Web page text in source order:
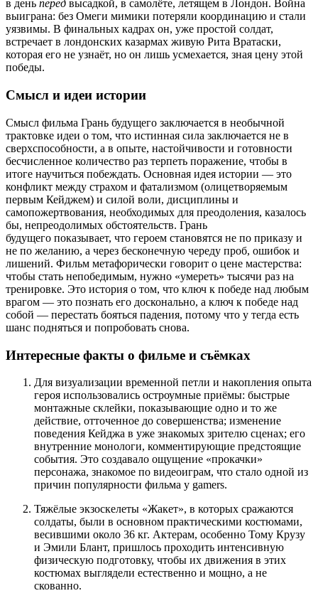
в день перед высадкой, в самолёте, летящем в Лондон. Война
выиграна: без Омеги мимики потеряли координацию и стали
уязвимы. В финальных кадрах он, уже простой солдат,
встречает в лондонских казармах живую Рита Вратаски,
которая его не узнаёт, но он лишь усмехается, зная цену этой
победы.
Смысл и идеи истории
Смысл фильма Грань будущего заключается в необычной
трактовке идеи о том, что истинная сила заключается не в
сверхспособности, а в опыте, настойчивости и готовности
бесчисленное количество раз терпеть поражение, чтобы в
итоге научиться побеждать. Основная идея истории — это
конфликт между страхом и фатализмом (олицетворяемым
первым Кейджем) и силой воли, дисциплины и
самопожертвования, необходимых для преодоления, казалось
бы, непреодолимых обстоятельств. Грань
будущего показывает, что героем становятся не по приказу и
не по желанию, а через бесконечную череду проб, ошибок и
лишений. Фильм метафорически говорит о цене мастерства:
чтобы стать непобедимым, нужно «умереть» тысячи раз на
тренировке. Это история о том, что ключ к победе над любым
врагом — это познать его досконально, а ключ к победе над
собой — перестать бояться падения, потому что у тегда есть
шанс подняться и попробовать снова.
Интересные факты о фильме и съёмках
Для визуализации временной петли и накопления опыта
героя использовались остроумные приёмы: быстрые
монтажные склейки, показывающие одно и то же
действие, отточенное до совершенства; изменение
поведения Кейджа в уже знакомых зрителю сценах; его
внутренние монологи, комментирующие предстоящие
события. Это создавало ощущение «прокачки»
персонажа, знакомое по видеоиграм, что стало одной из
причин популярности фильма у gamers.
Тяжёлые экзоскелеты «Жакет», в которых сражаются
солдаты, были в основном практическими костюмами,
весившими около 36 кг. Актерам, особенно Тому Крузу
и Эмили Блант, пришлось проходить интенсивную
физическую подготовку, чтобы их движения в этих
костюмах выглядели естественно и мощно, а не
скованно.